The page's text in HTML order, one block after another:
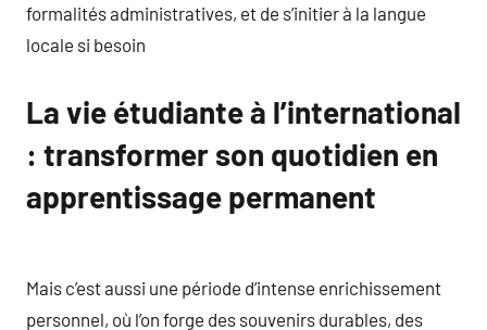
formalités administratives, et de s’initier à la langue
locale si besoin
La vie étudiante à l’international
: transformer son quotidien en
apprentissage permanent
Mais c’est aussi une période d’intense enrichissement
personnel, où l’on forge des souvenirs durables, des